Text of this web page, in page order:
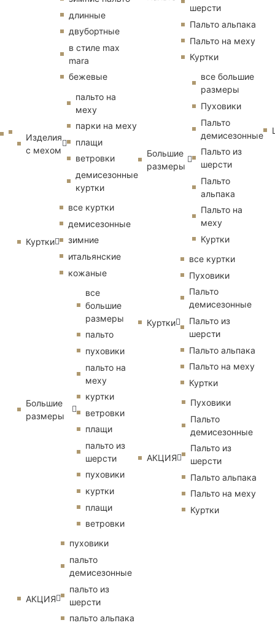
длинные
двубортные
в стиле max
mara
бежевые
Изделия
с мехом
пальто на
меху
парки на меху
плащи
ветровки
демисезонные
куртки
Куртки
все куртки
демисезонные
зимние
итальянские
кожаные
Большие
размеры
все
большие
размеры
пальто
пуховики
пальто на
меху
куртки
ветровки
плащи
пальто из
шерсти
пуховики
куртки
плащи
ветровки
АКЦИЯ
пуховики
пальто
демисезонные
пальто из
шерсти
пальто альпака
шерсти
Пальто альпака
Пальто на меху
Куртки
Большие
размеры
все большие
размеры
Пуховики
Пальто
демисезонные
Пальто из
шерсти
Пальто
альпака
Пальто на
меху
Куртки
Куртки
все куртки
Пуховики
Пальто
демисезонные
Пальто из
шерсти
Пальто альпака
Пальто на меху
Куртки
АКЦИЯ
Пуховики
Пальто
демисезонные
Пальто из
шерсти
Пальто альпака
Пальто на меху
Куртки